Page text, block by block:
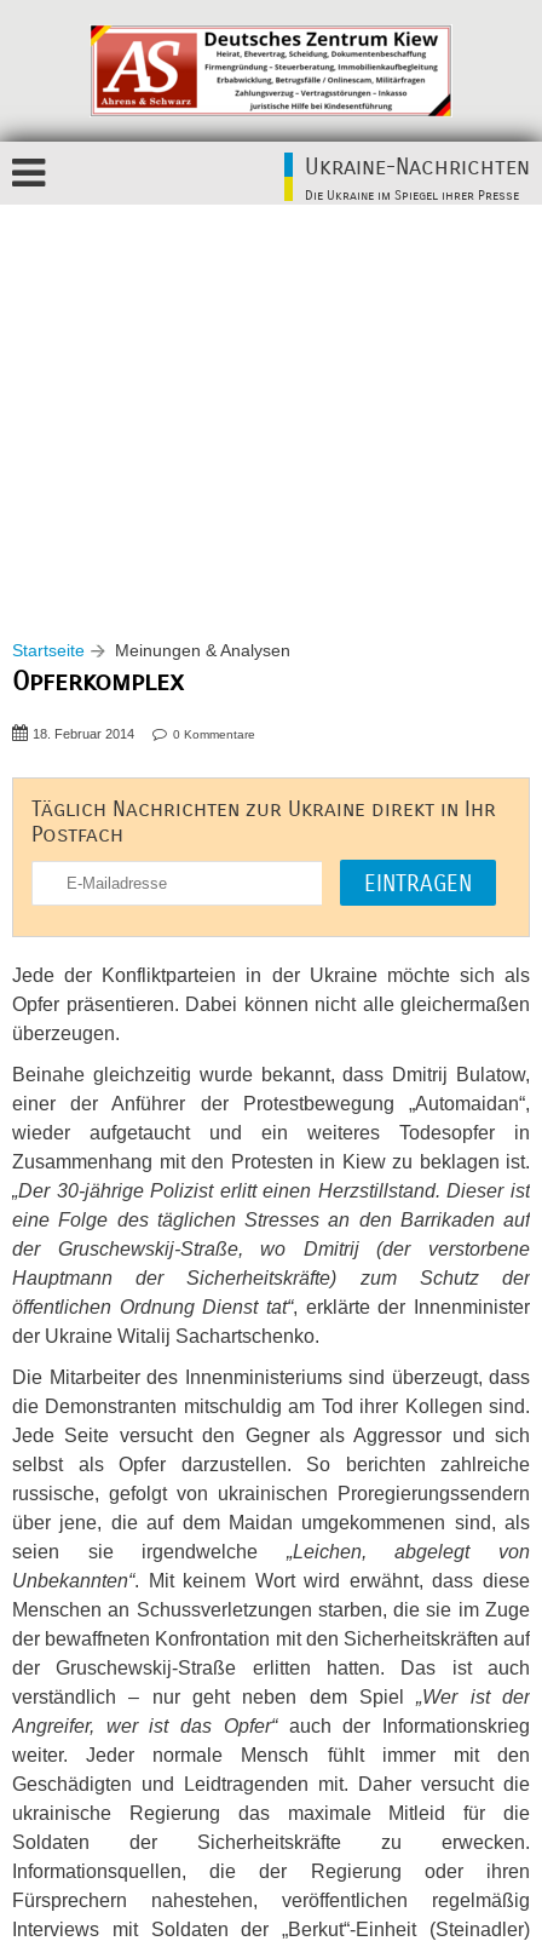
Ukraine-Nachrichten
Die Ukraine im Spiegel ihrer Presse
Startseite Meinungen & Analysen
Opferkomplex
18. Februar 2014 0 Kommentare
Täglich Nachrichten zur Ukraine direkt in Ihr
Postfach
Jede der Konfliktparteien in der Ukraine möchte sich als
Opfer präsentieren. Dabei können nicht alle gleichermaßen
überzeugen.
Beinahe gleichzeitig wurde bekannt, dass Dmitrij Bulatow,
einer der Anführer der Protestbewegung „Automaidan“,
wieder aufgetaucht und ein weiteres Todesopfer in
Zusammenhang mit den Protesten in Kiew zu beklagen ist.
„Der 30-jährige Polizist erlitt einen Herzstillstand. Dieser ist
eine Folge des täglichen Stresses an den Barrikaden auf
der Gruschewskij-Straße, wo Dmitrij (der verstorbene
Hauptmann der Sicherheitskräfte) zum Schutz der
öffentlichen Ordnung Dienst tat“, erklärte der Innenminister
der Ukraine Witalij Sachartschenko.
Die Mitarbeiter des Innenministeriums sind überzeugt, dass
die Demonstranten mitschuldig am Tod ihrer Kollegen sind.
Jede Seite versucht den Gegner als Aggressor und sich
selbst als Opfer darzustellen. So berichten zahlreiche
russische, gefolgt von ukrainischen Proregierungssendern
über jene, die auf dem Maidan umgekommenen sind, als
seien sie irgendwelche „Leichen, abgelegt von
Unbekannten“. Mit keinem Wort wird erwähnt, dass diese
Menschen an Schussverletzungen starben, die sie im Zuge
der bewaffneten Konfrontation mit den Sicherheitskräften auf
der Gruschewskij-Straße erlitten hatten. Das ist auch
verständlich – nur geht neben dem Spiel„Wer ist der
Angreifer, wer ist das Opfer“auch der Informationskrieg
weiter. Jeder normale Mensch fühlt immer mit den
Geschädigten und Leidtragenden mit. Daher versucht die
ukrainische Regierung das maximale Mitleid für die
Soldaten der Sicherheitskräfte zu erwecken.
Informationsquellen, die der Regierung oder ihren
Fürsprechern nahestehen, veröffentlichen regelmäßig
Interviews mit Soldaten der „Berkut“-Einheit (Steinadler)